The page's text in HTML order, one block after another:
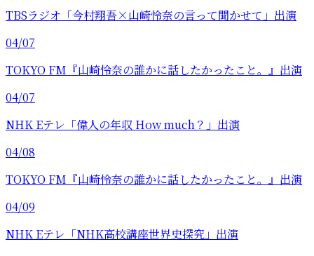
TBSラジオ「今村翔吾×山崎怜奈の言って聞かせて」出演
04/07
TOKYO FM『山崎怜奈の誰かに話したかったこと。』出演
04/07
NHK Eテレ「偉人の年収 How much？」出演
04/08
TOKYO FM『山崎怜奈の誰かに話したかったこと。』出演
04/09
NHK Eテレ「NHK高校講座世界史探究」出演